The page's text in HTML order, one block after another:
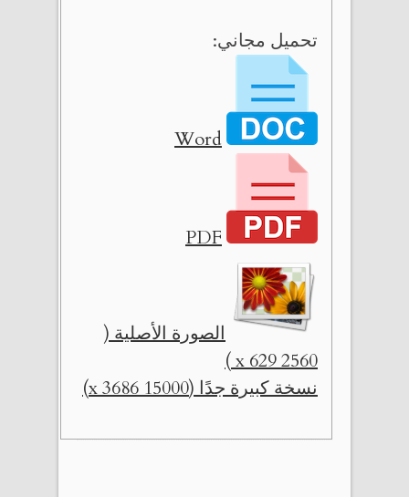
تحميل مجاني:
Word
PDF
الصورة الأصلية (
2560 x 629 )
نسخة كبيرة جدًا (15000 x 3686)